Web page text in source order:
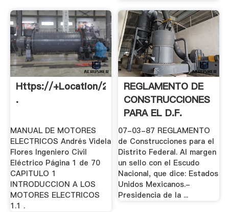
Https://+Location/23.322081,
.
MANUAL DE MOTORES
ELECTRICOS Andrés Videla
Flores Ingeniero Civil
Eléctrico Página 1 de 70
CAPITULO 1
INTRODUCCION A LOS
MOTORES ELECTRICOS
1.1 .
REGLAMENTO DE
CONSTRUCCIONES
PARA EL D.F.
07-03-87 REGLAMENTO
de Construcciones para el
Distrito Federal. Al margen
un sello con el Escudo
Nacional, que dice: Estados
Unidos Mexicanos.-
Presidencia de la ...